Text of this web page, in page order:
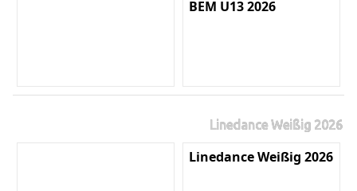
BEM U13 2026
Linedance Weißig 2026
Linedance Weißig 2026